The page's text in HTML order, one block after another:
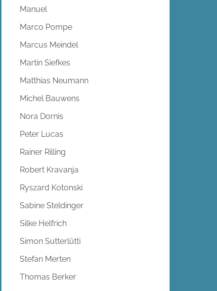
Manuel
Marco Pompe
Marcus Meindel
Martin Siefkes
Matthias Neumann
Michel Bauwens
Nora Dornis
Peter Lucas
Rainer Rilling
Robert Kravanja
Ryszard Kotonski
Sabine Steldinger
Silke Helfrich
Simon Sutterlütti
Stefan Merten
Thomas Berker